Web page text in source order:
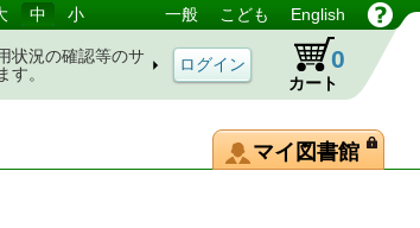
中 小 一般 こども English
状況の確認等のサ
す。
カート
0
マイ図書館